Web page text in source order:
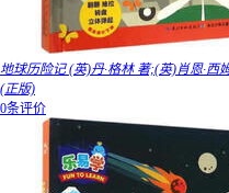
地球历险记 (英)丹·格林 著;(英)肖恩·西
(正版)
0条评价